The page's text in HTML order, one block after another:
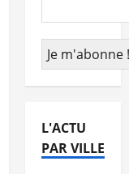
L'ACTU
PAR VILLE